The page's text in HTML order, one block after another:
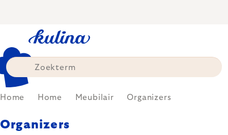
Home Home Meubilair Organizers
Organizers